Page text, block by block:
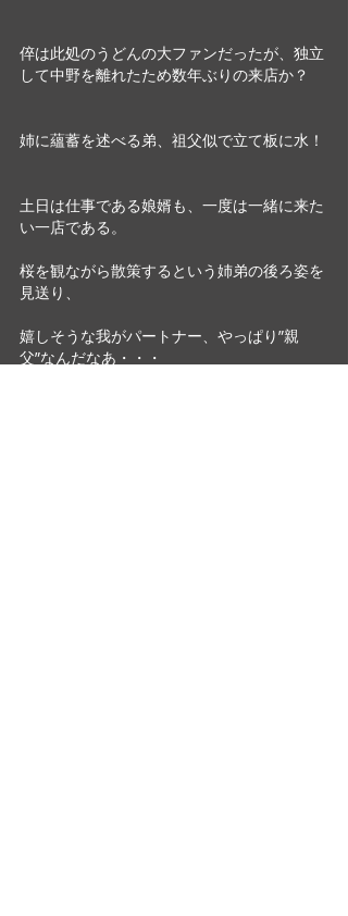
倅は此処のうどんの大ファンだったが、独立
して中野を離れたため数年ぶりの来店か？
姉に蘊蓄を述べる弟、祖父似で立て板に水！
土日は仕事である娘婿も、一度は一緒に来た
い一店である。
桜を観ながら散策するという姉弟の後ろ姿を
見送り、
嬉しそうな我がパートナー、やっぱり”親
父”なんだなあ・・・